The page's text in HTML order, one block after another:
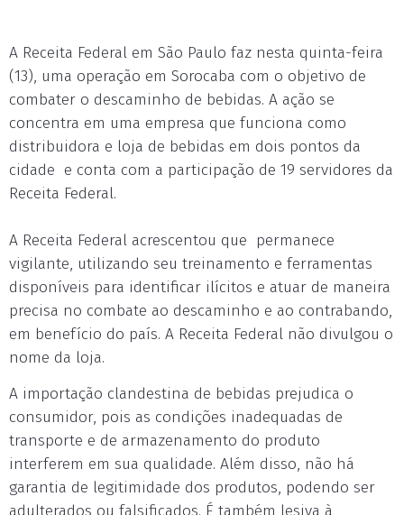
A Receita Federal em São Paulo faz nesta quinta-feira
(13), uma operação em Sorocaba com o objetivo de
combater o descaminho de bebidas. A ação se
concentra em uma empresa que funciona como
distribuidora e loja de bebidas em dois pontos da
cidade e conta com a participação de 19 servidores da
Receita Federal.
A Receita Federal acrescentou que permanece
vigilante, utilizando seu treinamento e ferramentas
disponíveis para identificar ilícitos e atuar de maneira
precisa no combate ao descaminho e ao contrabando,
em benefício do país. A Receita Federal não divulgou o
nome da loja.
A importação clandestina de bebidas prejudica o
consumidor, pois as condições inadequadas de
transporte e de armazenamento do produto
interferem em sua qualidade. Além disso, não há
garantia de legitimidade dos produtos, podendo ser
adulterados ou falsificados. É também lesiva à